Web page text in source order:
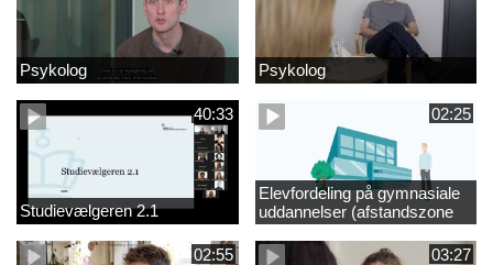
Psykolog Psykolog
40:33
Studievælgeren 2.1
02:25
Elevfordeling på gymnasiale
uddannelser (afstandszone
redigeret)
02:55
03:27